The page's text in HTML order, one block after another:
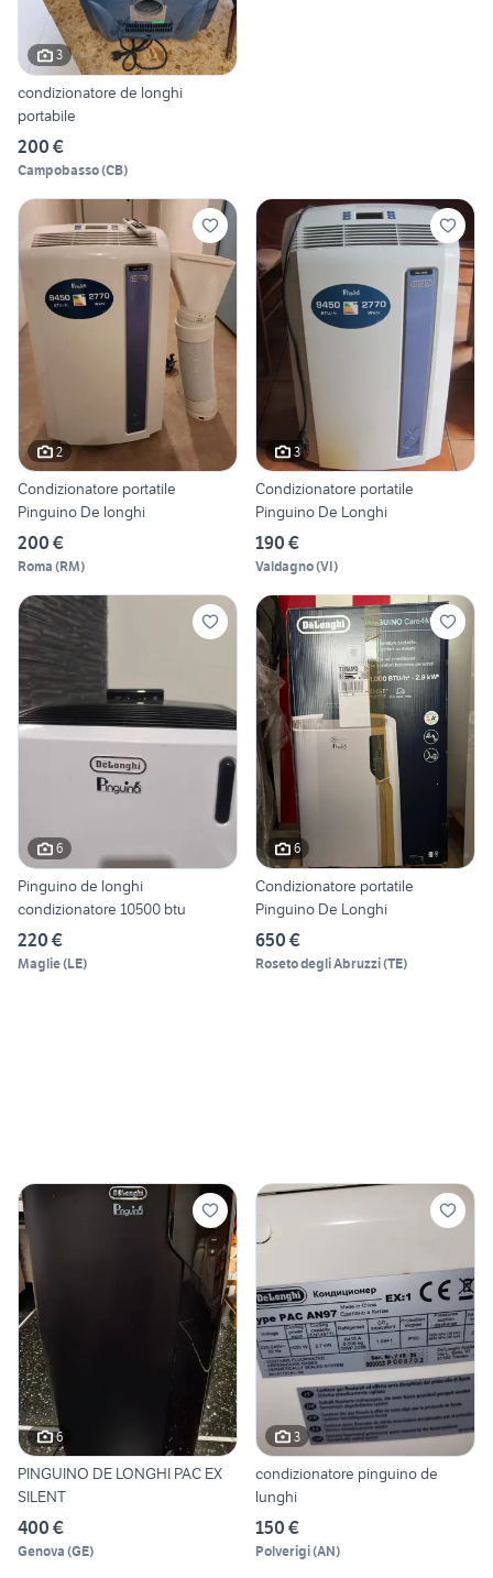
3
condizionatore de longhi
portabile
200 €
Campobasso(CB)
2
Condizionatore portatile
Pinguino De longhi
200 €
Roma (RM)
3
Condizionatore portatile
Pinguino De Longhi
190 €
Valdagno(VI)
6
Pinguino de longhi
condizionatore 10500 btu
220 €
Maglie(LE)
6
Condizionatore portatile
Pinguino De Longhi
650 €
Roseto degli Abruzzi(TE)
6
PINGUINO DE LONGHI PAC EX
SILENT
400 €
Genova (GE)
3
condizionatore pinguino de
lunghi
150 €
Polverigi(AN)